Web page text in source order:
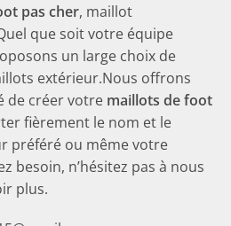
pas cher, maillot
que soit votre équipe
un large choix de
extérieur.Nous offrons
de créer votre maillots de foot
fièrement le nom et le
préféré ou même votre
besoin, n’hésitez pas à nous
plus.